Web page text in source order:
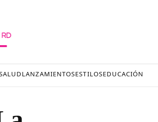
LANZAMIENTOSESTILOSEDUCACIÓN